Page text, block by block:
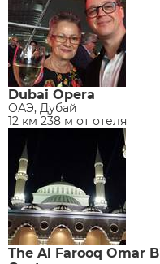
Dubai Opera
ОАЭ, Дубай
12 км 238 м от отеля
The Al Farooq Omar